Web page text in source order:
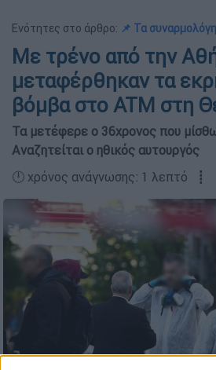
Ενότητες στο άρθρο: 📌 Τα
Με τρένο από την
μεταφέρθηκαν τα
βόμβα στο ATM στη
Τα μετέφερε ο 36χρονος που
Αναζητείται ο ηθικός αυτουργός
🕛 χρόνος ανάγνωσης: 1 λεπτό ┋